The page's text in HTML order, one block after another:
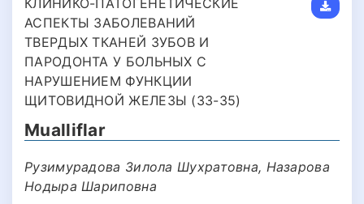
КЛИНИКО-ПАТОГЕНЕТИЧЕСКИЕ
АСПЕКТЫ ЗАБОЛЕВАНИЙ
ТВЕРДЫХ ТКАНЕЙ ЗУБОВ И
ПАРОДОНТА У БОЛЬНЫХ С
НАРУШЕНИЕМ ФУНКЦИИ
ЩИТОВИДНОЙ ЖЕЛЕЗЫ (33-35)
Mualliflar
Рузимурадова Зилола Шухратовна, Назарова
Нодыра Шариповна